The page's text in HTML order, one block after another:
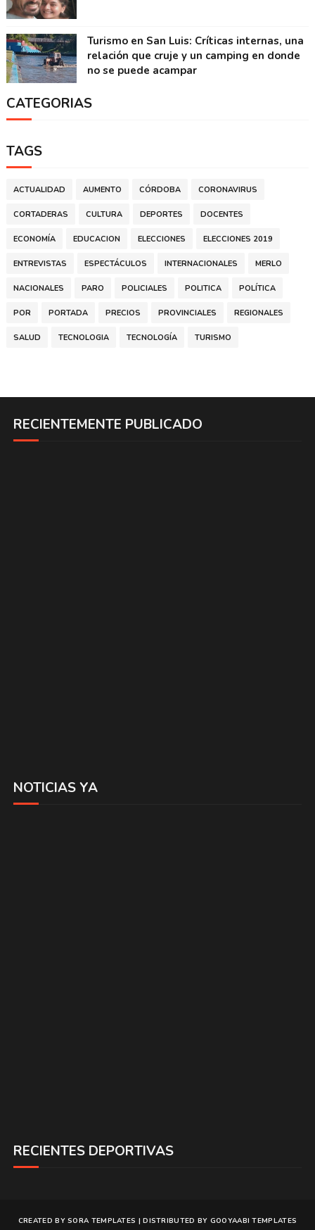
Turismo en San Luis: Críticas internas, una
relación que cruje y un camping en donde
no se puede acampar
CATEGORIAS
TAGS
ACTUALIDAD AUMENTO CÓRDOBA CORONAVIRUS
CORTADERAS CULTURA DEPORTES DOCENTES
ECONOMÍA EDUCACION ELECCIONES ELECCIONES 2019
ENTREVISTAS ESPECTÁCULOS INTERNACIONALES MERLO
NACIONALES PARO POLICIALES POLITICA POLÍTICA
POR PORTADA PRECIOS PROVINCIALES REGIONALES
SALUD TECNOLOGIA TECNOLOGÍA TURISMO
RECIENTEMENTE PUBLICADO
NOTICIAS YA
RECIENTES DEPORTIVAS
CREATED BYSORA TEMPLATES | DISTRIBUTED BY GOOYAABI TEMPLATES